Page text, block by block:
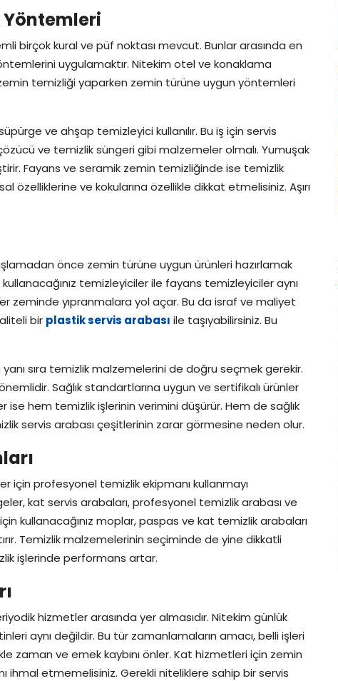
Yöntemleri
birçok kural ve püf noktası mevcut. Bunlar arasında en
uygulamaktır. Nitekim otel ve konaklama
temizliği yaparken zemin türüne uygun yöntemleri
ve ahşap temizleyici kullanılır. Bu iş için servis
ve temizlik süngeri gibi malzemeler olmalı. Yumuşak
Fayans ve seramik zemin temizliğinde ise temizlik
özelliklerine ve kokularına özellikle dikkat etmelisiniz. Aşırı
önce zemin türüne uygun ürünleri hazırlamak
temizleyiciler ile fayans temizleyiciler aynı
zeminde yıpranmalara yol açar. Bu da israf ve maliyet
bir plastik servis arabası ile taşıyabilirsiniz. Bu
sıra temizlik malzemelerini de doğru seçmek gerekir.
Sağlık standartlarına uygun ve sertifikalı ürünler
hem temizlik işlerinin verimini düşürür. Hem de sağlık
servis arabası çeşitlerinin zarar görmesine neden olur.
için profesyonel temizlik ekipmanı kullanmayı
kat servis arabaları, profesyonel temizlik arabası ve
kullanacağınız moplar, paspas ve kat temizlik arabaları
Temizlik malzemelerinin seçiminde de yine dikkatli
işlerinde performans artar.
hizmetler arasında yer almasıdır. Nitekim günlük
aynı değildir. Bu tür zamanlamaların amacı, belli işleri
zaman ve emek kaybını önler. Kat hizmetleri için zemin
ihmal etmemelisiniz. Gerekli niteliklere sahip bir servis